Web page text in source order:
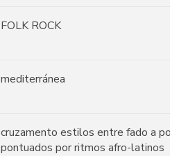
FOLK ROCK
mediterránea
cruzamento estilos entre fado a
pontuados por ritmos afro-latinos